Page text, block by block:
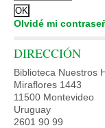
Olvidé mi
DIRECCIÓN
Biblioteca Nuestros
Miraflores 1443
11500 Montevideo
Uruguay
2601 90 99